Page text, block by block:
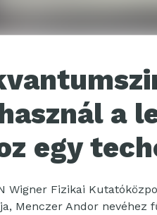
a
egy
Wigner Fizikai
Menczer Andor